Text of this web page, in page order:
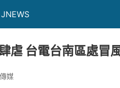
虐 台電台南區處冒
媒